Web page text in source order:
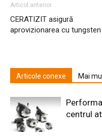
Articol anterior
CERATIZIT asigură
aprovizionarea cu tungsten
Articole conexe Mai
centrul